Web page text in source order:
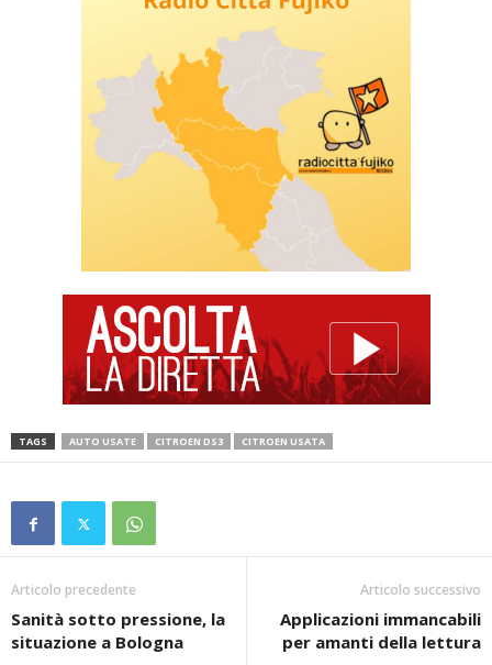
TAGS AUTO USATE CITROEN DS3 CITROEN USATA
Articolo precedente
Sanità sotto pressione, la
situazione a Bologna
Articolo successivo
Applicazioni immancabili
per amanti della lettura